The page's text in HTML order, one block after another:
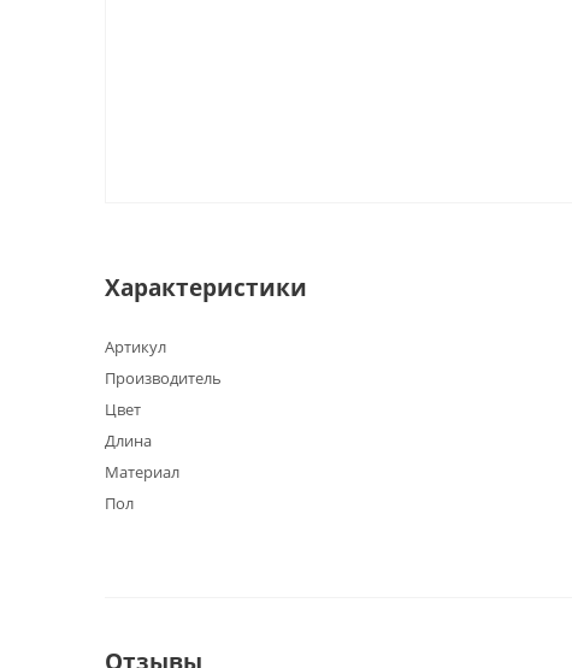
Характеристики
Артикул
Производитель
Цвет
Длина
Материал
Пол
Отзывы